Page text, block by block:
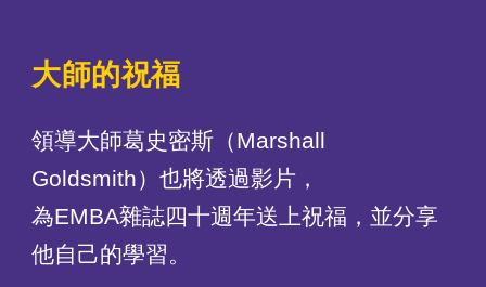
大師的祝福
領導大師葛史密斯（Marshall
Goldsmith）也將透過影片，
為EMBA雜誌四十週年送上祝福，並分享
他自己的學習。